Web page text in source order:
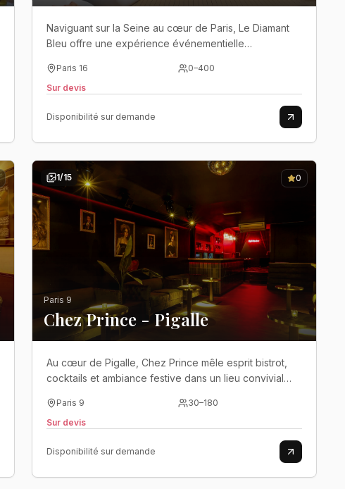
Naviguant sur la Seine au cœur de Paris, Le Diamant
Bleu offre une expérience événementielle
ambiance haut de gamme..
Paris 16 0–400
Sur devis
Disponibilité sur demande
1/15 0
Paris 9
Chez Prince - Pigalle
Au cœur de Pigalle, Chez Prince mêle esprit bistrot,
cocktails et ambiance festive dans un lieu convivial
Paris 9 30–180
Sur devis
Disponibilité sur demande